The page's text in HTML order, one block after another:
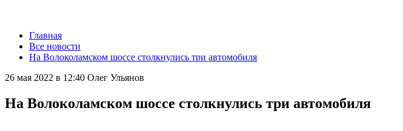
Главная
Все новости
На Волоколамском шоссе столкнулись три автомобиля
26 мая 2022 в 12:40 Олег Ульянов
На Волоколамском шоссе столкнулись три автомобиля